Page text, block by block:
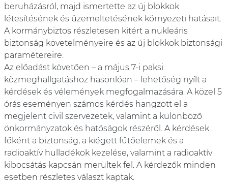
beruházásról, majd ismertette az új blokkok
létesítésének és üzemeltetésének környezeti hatásait.
A kormánybiztos részletesen kitért a nukleáris
biztonság követelményeire és az új blokkok biztonsági
paramétereire.
Az előadást követően – a május 7-i paksi
közmeghallgatáshoz hasonlóan – lehetőség nyílt a
kérdések és vélemények megfogalmazására. A közel 5
órás eseményen számos kérdés hangzott el a
megjelent civil szervezetek, valamint a különböző
önkormányzatok és hatóságok részéről. A kérdések
főként a biztonság, a kiégett fűtőelemek és a
radioaktív hulladékok kezelése, valamint a radioaktív
kibocsátás kapcsán merültek fel. A kérdezők minden
esetben részletes választ kaptak.